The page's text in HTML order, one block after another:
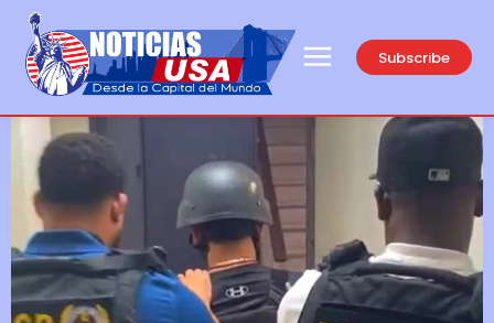
Subscribe